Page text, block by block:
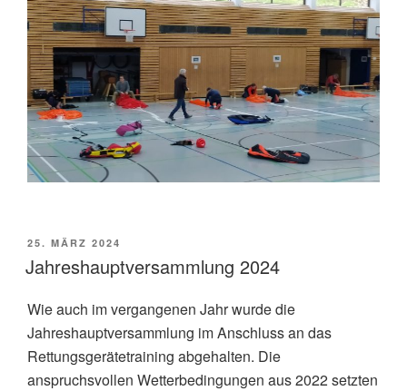
VERÖFFENTLICHT
AM
25. MÄRZ 2024
Jahreshauptversammlung 2024
Wie auch im vergangenen Jahr wurde die
Jahreshauptversammlung im Anschluss an das
Rettungsgerätetraining abgehalten. Die
anspruchsvollen Wetterbedingungen aus 2022 setzten